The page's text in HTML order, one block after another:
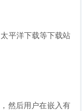
平洋下载等下载站
然后用户在嵌入有